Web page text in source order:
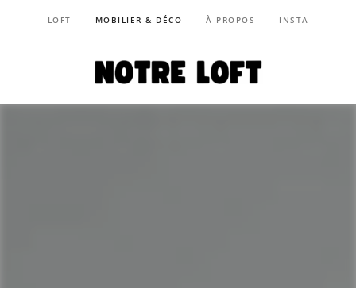
LOFT MOBILIER & DÉCO À PROPOS INSTA
NOTRE LOFT